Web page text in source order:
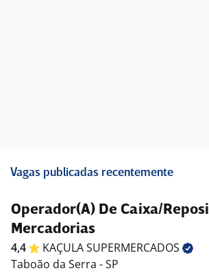
Vagas publicadas recentemente
Operador(A) De Caixa/
Mercadorias
4,4 KAÇULASUPERMERCADOS
Taboão da Serra - SP